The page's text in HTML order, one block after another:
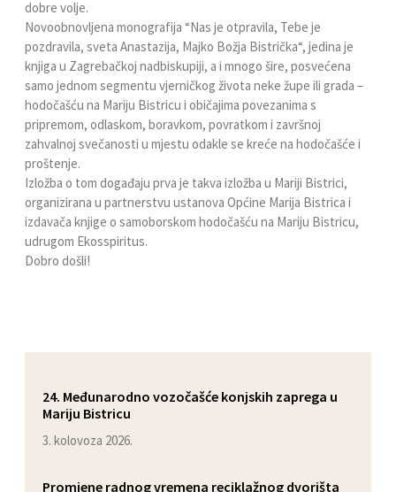
dobre volje.
Novoobnovljena monografija “Nas je otpravila, Tebe je
pozdravila, sveta Anastazija, Majko Božja Bistrička“, jedina je
knjiga u Zagrebačkoj nadbiskupiji, a i mnogo šire, posvećena
samo jednom segmentu vjerničkog života neke župe ili grada –
hodočašću na Mariju Bistricu i običajima povezanima s
pripremom, odlaskom, boravkom, povratkom i završnoj
zahvalnoj svečanosti u mjestu odakle se kreće na hodočašće i
proštenje.
Izložba o tom događaju prva je takva izložba u Mariji Bistrici,
organizirana u partnerstvu ustanova Općine Marija Bistrica i
izdavača knjige o samoborskom hodočašću na Mariju Bistricu,
udrugom Ekosspiritus.
Dobro došli!
24. Međunarodno vozočašće konjskih zaprega u
Mariju Bistricu
3. kolovoza 2026.
Promjene radnog vremena reciklažnog dvorišta